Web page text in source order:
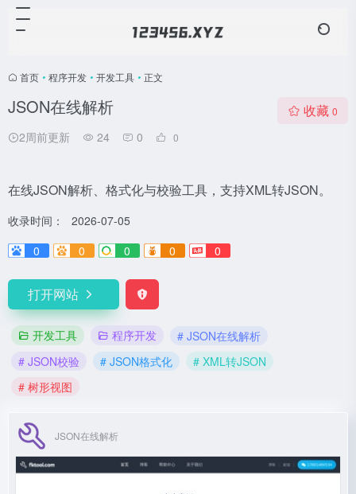
首页 • 程序开发 • 开发工具 • 正文
JSON在线解析
2周前更新 24 0 0
收藏 0
在线JSON解析、格式化与校验工具，支持XML转JSON。
收录时间：
2026-07-05
0
0 0 0 0
打开网站
开发工具 程序开发
# JSON在线解析
# JSON校验
# JSON格式化
# XML转JSON
# 树形视图
JSON在线解析